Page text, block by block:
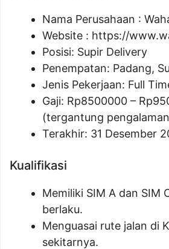
Nama Perusahaan :
Website : https://
Posisi: Supir Delivery
Penempatan: Padang,
Jenis Pekerjaan: Full
Gaji: Rp8500000 – Rp
(tergantung
Terakhir: 31 Desember
Kualifikasi
Memiliki SIM A dan SIM
berlaku.
Menguasai rute jalan di
sekitarnya.